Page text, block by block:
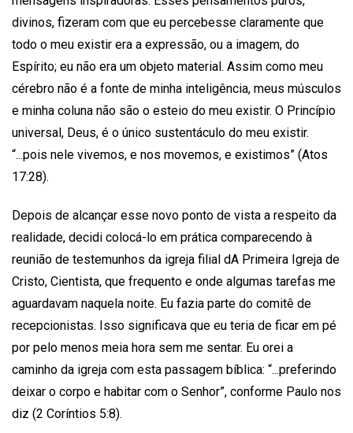
divinos, fizeram com que eu percebesse claramente que
todo o meu existir era a expressão, ou a imagem, do
Espírito; eu não era um objeto material. Assim como meu
cérebro não é a fonte de minha inteligência, meus músculos
e minha coluna não são o esteio do meu existir. O Princípio
universal, Deus, é o único sustentáculo do meu existir.
“...pois nele vivemos, e nos movemos, e existimos” (Atos
17:28).
Depois de alcançar esse novo ponto de vista a respeito da
realidade, decidi colocá-lo em prática comparecendo à
reunião de testemunhos da igreja filial dA Primeira Igreja de
Cristo, Cientista, que frequento e onde algumas tarefas me
aguardavam naquela noite. Eu fazia parte do comitê de
recepcionistas. Isso significava que eu teria de ficar em pé
por pelo menos meia hora sem me sentar. Eu orei a
caminho da igreja com esta passagem bíblica: “...preferindo
deixar o corpo e habitar com o Senhor”, conforme Paulo nos
diz (2 Coríntios 5:8).